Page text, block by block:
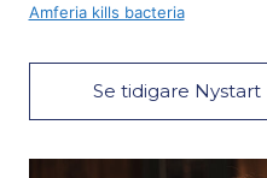
Amferia kills bacteria
Se tidigare Nystart